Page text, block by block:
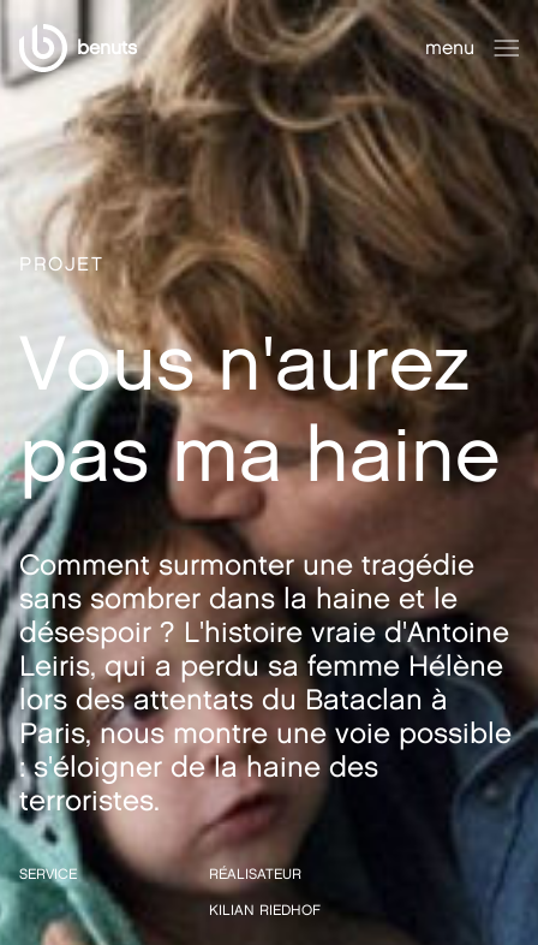
benuts
menu
fermer
PROJET
Vous n'aurez
pas ma haine
Comment surmonter une tragédie
sans sombrer dans la haine et le
désespoir ? L'histoire vraie d'Antoine
Leiris, qui a perdu sa femme Hélène
lors des attentats du Bataclan à
Paris, nous montre une voie possible
: s'éloigner de la haine des
terroristes.
SERVICE
RÉALISATEUR
KILIAN RIEDHOF